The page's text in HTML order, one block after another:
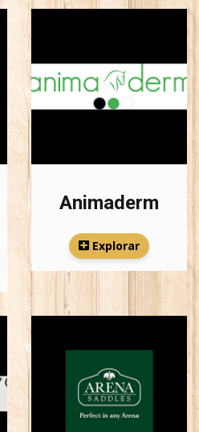
Animaderm
Explorar